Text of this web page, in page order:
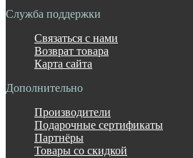
Служба поддержки
Связаться с нами
Возврат товара
Карта сайта
Дополнительно
Производители
Подарочные сертификаты
Партнёры
Товары со скидкой